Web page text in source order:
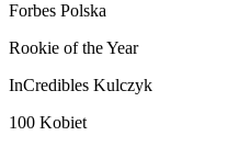
Forbes Polska
Rookie of the Year
InCredibles Kulczyk
100 Kobiet